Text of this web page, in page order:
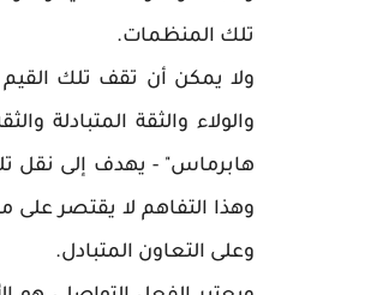
تلك المنظمات.
ولا يمكن أن تقف تلك القيم
والولاء والثقة
هابرماس" - يهدف إلى نقل
وهذا التفاهم لا يقتصر على
وعلى التعاون المتبادل.